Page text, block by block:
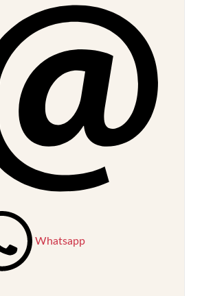
Whatsapp